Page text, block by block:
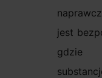
jest
gdzie